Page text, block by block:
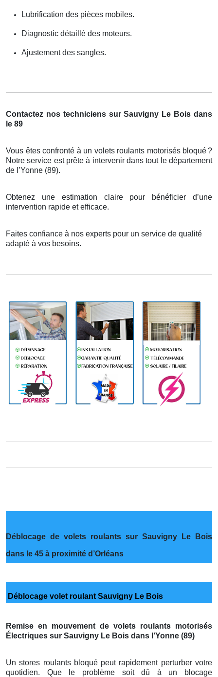
Lubrification des pièces mobiles.
Diagnostic détaillé des moteurs.
Ajustement des sangles.
Contactez nos techniciens sur Sauvigny Le Bois dans
le 89
Vous êtes confronté à un volets roulants motorisés bloqué?
Notre service est prêteà intervenir dans tout le département
de l ’Yonne (89).
Obtenez une estimation claire pour bénéficier d’une
intervention rapide et efficace.
Faites confiance à nos experts pour un service de qualité
adapté à vos besoins.
Déblocage de volets roulants sur Sauvigny Le Bois
dans le 45 à proximité d’Orléans
Déblocage volet roulant Sauvigny Le Bois
Remise en mouvement de volets roulants motorisés
Électriques sur Sauvigny Le Bois dans l’Yonne (89)
Un stores roulants bloqué peut rapidement perturber votre
quotidien. Que le problème soit dû à un blocage